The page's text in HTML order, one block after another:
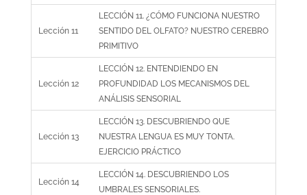
Lección 11
LECCIÓN 11. ¿CÓMO FUNCIONA NUESTRO
SENTIDO DEL OLFATO? NUESTRO CEREBRO
PRIMITIVO
Lección 12
LECCIÓN 12. ENTENDIENDO EN
PROFUNDIDAD LOS MECANISMOS DEL
ANÁLISIS SENSORIAL
Lección 13
LECCIÓN 13. DESCUBRIENDO QUE
NUESTRA LENGUA ES MUY TONTA.
EJERCICIO PRÁCTICO
Lección 14
LECCIÓN 14. DESCUBRIENDO LOS
UMBRALES SENSORIALES.